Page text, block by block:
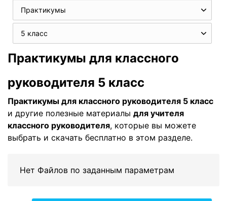
Практикумы
5 класс
Практикумы для классного
руководителя 5 класс
Практикумы для классного руководителя 5 класс
и другие полезные материалы для учителя
классного руководителя, которые вы можете
выбрать и скачать бесплатно в этом разделе.
Нет Файлов по заданным параметрам